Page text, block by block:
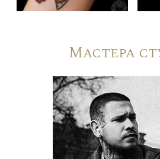
Мастера